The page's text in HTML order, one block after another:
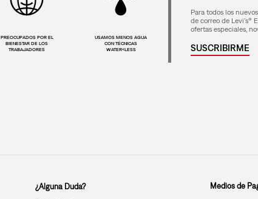
PREOCUPADOS POR EL
BIENESTAR DE LOS
TRABAJADORES
USAMOS MENOS AGUA
CON TÉCNICAS
WATER<LESS
Para todos los
de correo de Levi's®
ofertas especiales,
SUSCRIBIRME
¿Alguna Duda?
Medios de